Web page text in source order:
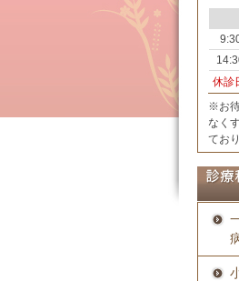
休診
※お
なく
てお